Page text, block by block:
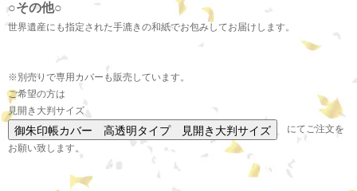
○その他○
世界遺産にも指定された手漉きの和紙でお包みしてお届けします。
※別売りで専用カバーも販売しています。
ご希望の方は
見開き大判サイズ
にてご注文を
お願い致します。